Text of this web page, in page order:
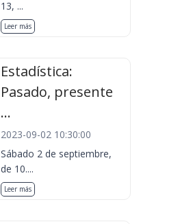
13, ...
Leer más
Estadística:
Pasado, presente
...
2023-09-02 10:30:00
Sábado 2 de septiembre,
de 10....
Leer más